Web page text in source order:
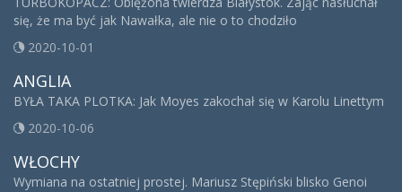
się, że ma być jak Nawałka, ale nie o to chodziło
2020-10-01
ANGLIA
BYŁA TAKA PLOTKA: Jak Moyes zakochał się w Karolu Linettym
2020-10-06
WŁOCHY
Wymiana na ostatniej prostej. Mariusz Stępiński blisko Genoi